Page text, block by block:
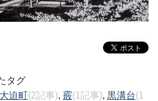
タグ
大迫町(2記事), 霰(1記事), 黒溝台(1